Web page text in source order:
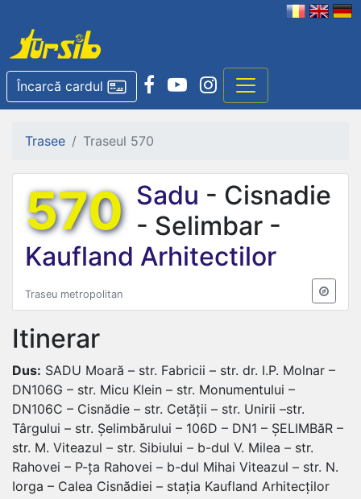
Încarcă cardul
Trasee Traseul 570
570 Sadu - Cisnadie
- Selimbar -
Kaufland Arhitectilor
Traseu metropolitan
Itinerar
Dus: SADU Moară – str. Fabricii – str. dr. I.P. Molnar –
DN106G – str. Micu Klein – str. Monumentului –
DN106C – Cisnădie – str. Cetății – str. Unirii –str.
Târgului – str. Șelimbărului – 106D – DN1 – ȘELIMBăR –
str. M. Viteazul – str. Sibiului – b-dul V. Milea – str.
Rahovei – P-ța Rahovei – b-dul Mihai Viteazul – str. N.
Iorga – Calea Cisnădiei – stația Kaufland Arhitecților